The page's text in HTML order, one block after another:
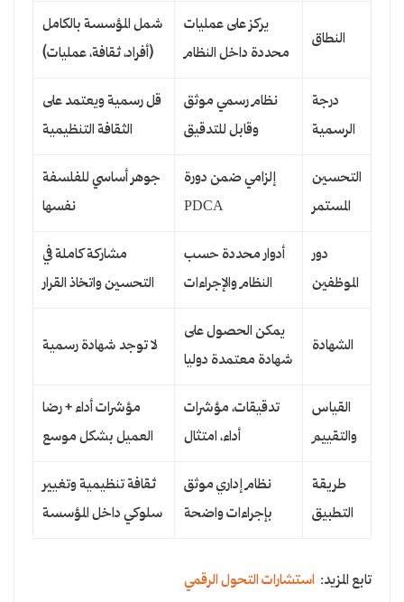
النطاق
يركز على عمليات
محددة داخل النظام
شمل المؤسسة بالكامل
(أفراد، ثقافة، عمليات)
درجة
الرسمية
نظام رسمي موثق
وقابل للتدقيق
قل رسمية ويعتمد على
الثقافة التنظيمية
التحسين
المستمر
إلزامي ضمن دورة
PDCA
جوهر أساسي للفلسفة
نفسها
دور
الموظفين
أدوار محددة حسب
النظام والإجراءات
مشاركة كاملة في
التحسين واتخاذ القرار
الشهادة
يمكن الحصول على
شهادة معتمدة دوليا
لا توجد شهادة رسمية
القياس
والتقييم
تدقيقات، مؤشرات
أداء، امتثال
مؤشرات أداء + رضا
العميل بشكل موسع
طريقة
التطبيق
نظام إداري موثق
بإجراءات واضحة
ثقافة تنظيمية وتغيير
سلوكي داخل المؤسسة
تابع المزيد: استشارات التحول الرقمي